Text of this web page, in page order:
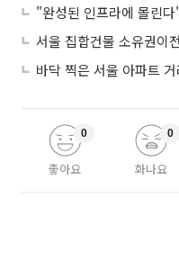
서울 집합건물 소유권이
바닥 찍은 서울 아파트
좋아요
0
화나요
0